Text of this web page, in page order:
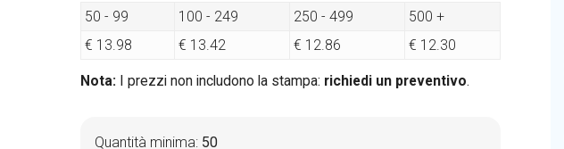
50 - 99 100 - 249 250 - 499
500 +
€ 13.98
€ 13.42 € 12.86 € 12.30
Nota: I prezzi non includono la stampa: richiedi un preventivo.
Quantità minima: 50